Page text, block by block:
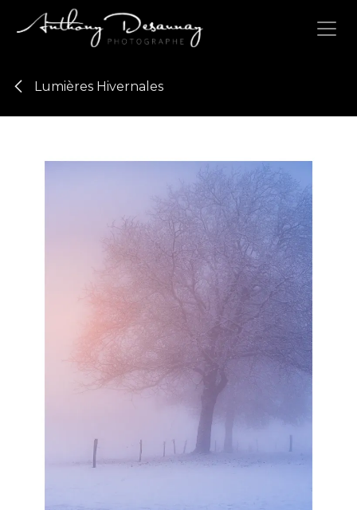
Se rendre au contenu
Lumières Hivernales